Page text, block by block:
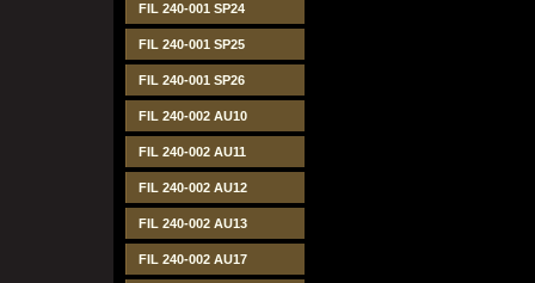
FIL 240-001 SP24
FIL 240-001 SP25
FIL 240-001 SP26
FIL 240-002 AU10
FIL 240-002 AU11
FIL 240-002 AU12
FIL 240-002 AU13
FIL 240-002 AU17